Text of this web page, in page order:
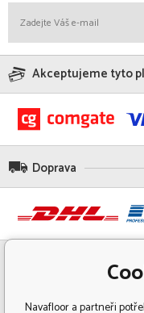
Akceptujeme tyto
Doprava
Navafloor a partneři